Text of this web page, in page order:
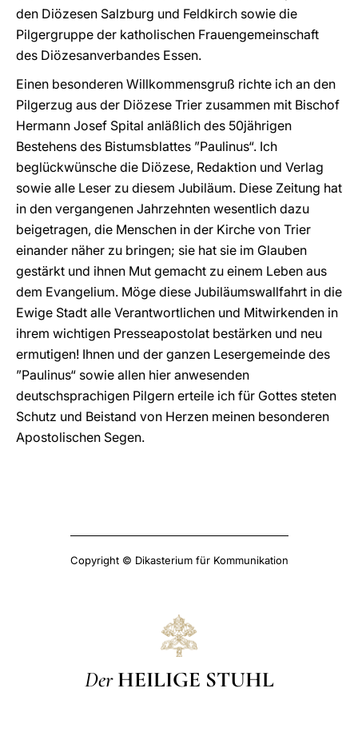
den Diözesen Salzburg und Feldkirch sowie die
Pilgergruppe der katholischen Frauengemeinschaft
des Diözesanverbandes Essen.
Einen besonderen Willkommensgruß richte ich an den
Pilgerzug aus der Diözese Trier zusammen mit Bischof
Hermann Josef Spital anläßlich des 50jährigen
Bestehens des Bistumsblattes ”Paulinus“. Ich
beglückwünsche die Diözese, Redaktion und Verlag
sowie alle Leser zu diesem Jubiläum. Diese Zeitung hat
in den vergangenen Jahrzehnten wesentlich dazu
beigetragen, die Menschen in der Kirche von Trier
einander näher zu bringen; sie hat sie im Glauben
gestärkt und ihnen Mut gemacht zu einem Leben aus
dem Evangelium. Möge diese Jubiläumswallfahrt in die
Ewige Stadt alle Verantwortlichen und Mitwirkenden in
ihrem wichtigen Presseapostolat bestärken und neu
ermutigen! Ihnen und der ganzen Lesergemeinde des
”Paulinus“ sowie allen hier anwesenden
deutschsprachigen Pilgern erteile ich für Gottes steten
Schutz und Beistand von Herzen meinen besonderen
Apostolischen Segen.
Copyright © Dikasterium für Kommunikation
Der HEILIGE STUHL